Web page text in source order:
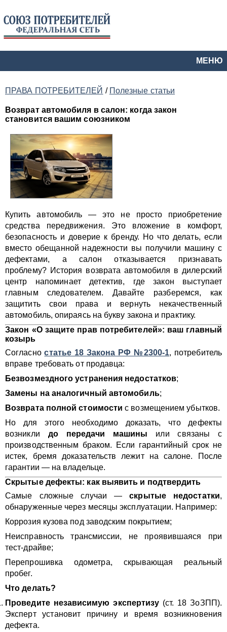
МЕНЮ
ПРАВА ПОТРЕБИТЕЛЕЙ / Полезные статьи
Возврат автомобиля в салон: когда закон
становится вашим союзником
Купить автомобиль — это не просто приобретение
средства передвижения. Это вложение в комфорт,
безопасность и доверие к бренду. Но что делать, если
вместо обещанной надежности вы получили машину с
дефектами, а салон отказывается признавать
проблему? История возврата автомобиля в дилерский
центр напоминает детектив, где закон выступает
главным следователем. Давайте разберемся, как
защитить свои права и вернуть некачественный
автомобиль, опираясь на букву закона и практику.
Закон «О защите прав потребителей»: ваш главный
козырь
Согласностатье 18 Закона РФ №2300-1, потребитель
вправе требовать от продавца:
Безвозмездного устранения недостатков;
Замены на аналогичный автомобиль;
Возврата полной стоимости с возмещением убытков.
Но для этого необходимо доказать, что дефекты
возникли до передачи машины или связаны с
производственным браком. Если гарантийный срок не
истек, бремя доказательств лежит на салоне. После
гарантии — на владельце.
Скрытые дефекты: как выявить и подтвердить
Самые сложные случаи —скрытые недостатки,
обнаруженные через месяцы эксплуатации. Например:
Коррозия кузова под заводским покрытием;
Неисправность трансмиссии, не проявившаяся при
тест-драйве;
Перепрошивка одометра, скрывающая реальный
пробег.
Что делать?
Проведите независимую экспертизу (ст. 18 ЗоЗПП).
Эксперт установит причину и время возникновения
дефекта.